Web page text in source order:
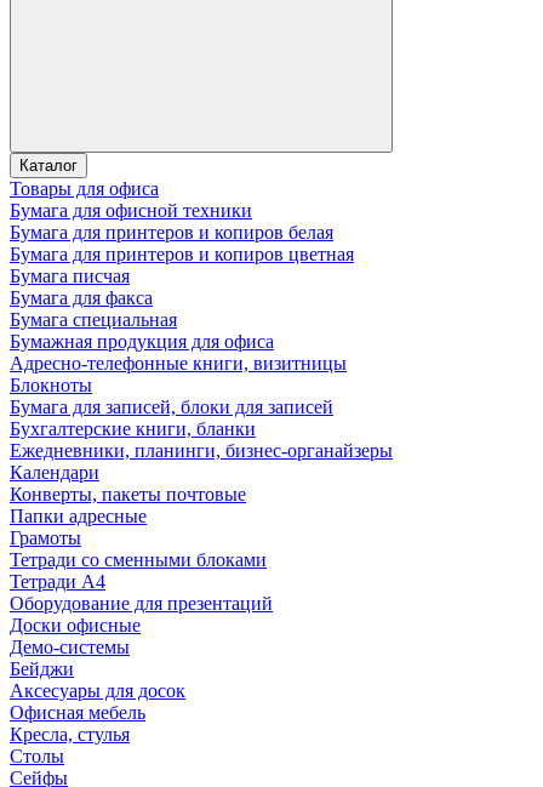
Каталог
Товары для офиса
Бумага для офисной техники
Бумага для принтеров и копиров белая
Бумага для принтеров и копиров цветная
Бумага писчая
Бумага для факса
Бумага специальная
Бумажная продукция для офиса
Адресно-телефонные книги, визитницы
Блокноты
Бумага для записей, блоки для записей
Бухгалтерские книги, бланки
Ежедневники, планинги, бизнес-органайзеры
Календари
Конверты, пакеты почтовые
Папки адресные
Грамоты
Тетради со сменными блоками
Тетради А4
Оборудование для презентаций
Доски офисные
Демо-системы
Бейджи
Аксесуары для досок
Офисная мебель
Кресла, стулья
Столы
Сейфы